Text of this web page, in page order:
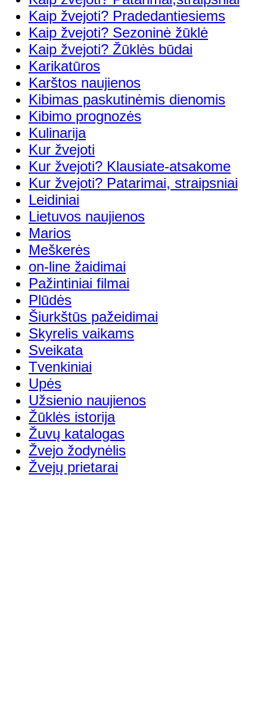
Kaip žvejoti? Pradedantiesiems
Kaip žvejoti? Sezoninė žūklė
Kaip žvejoti? Žūklės būdai
Karikatūros
Karštos naujienos
Kibimas paskutinėmis dienomis
Kibimo prognozės
Kulinarija
Kur žvejoti
Kur žvejoti? Klausiate-atsakome
Kur žvejoti? Patarimai, straipsniai
Leidiniai
Lietuvos naujienos
Marios
Meškerės
on-line žaidimai
Pažintiniai filmai
Plūdės
Šiurkštūs pažeidimai
Skyrelis vaikams
Sveikata
Tvenkiniai
Upės
Užsienio naujienos
Žūklės istorija
Žuvų katalogas
Žvejo žodynėlis
Žvejų prietarai